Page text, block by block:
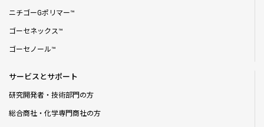
ニチゴーGポリマー™
ゴーセネックス™
ゴーセノール™
サービスとサポート
研究開発者・技術部門の方
総合商社・化学専門商社の方